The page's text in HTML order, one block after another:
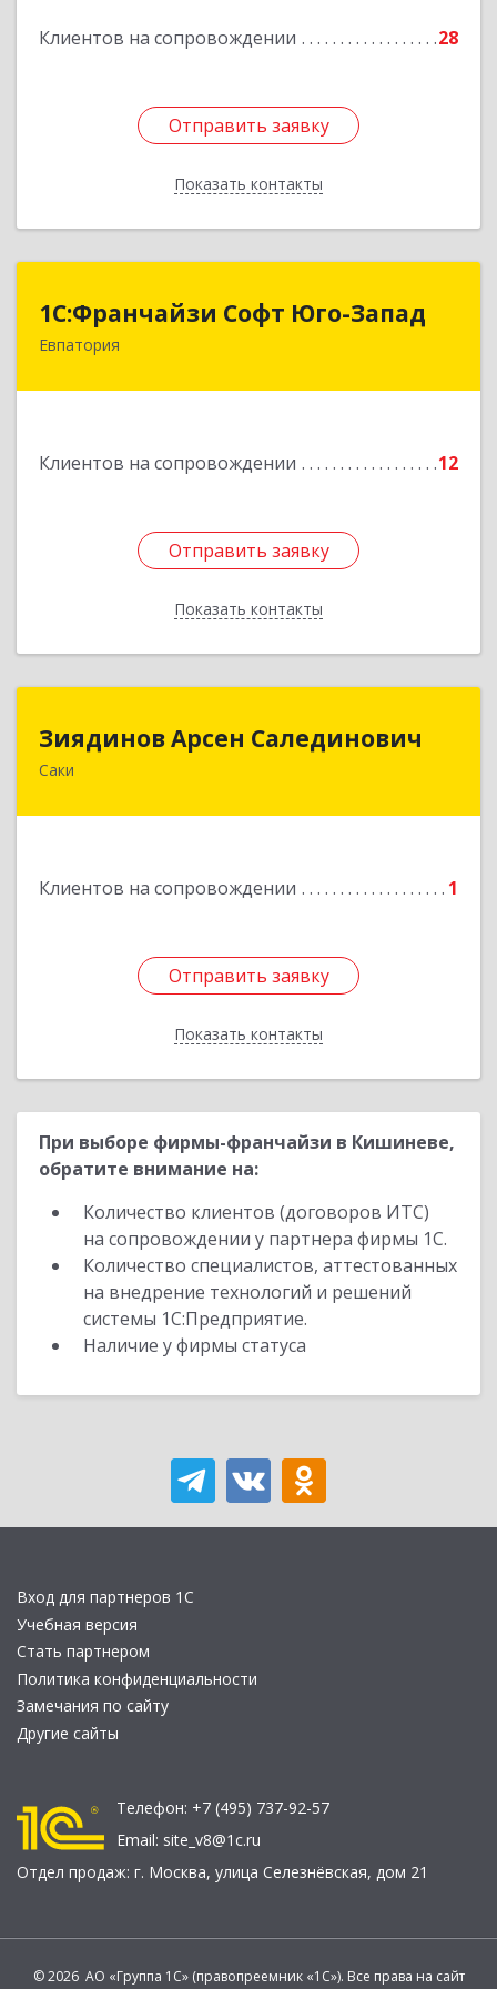
Клиентов на сопровождении 28
Отправить заявку
Показать контакты
Отправить заявку
Назад
1С:Франчайзи Софт Юго-Запад
Евпатория
Клиентов на сопровождении 12
Отправить заявку
Показать контакты
1С:Франчайзи Софт Юго-Запад
297407, Крым Респ, Евпатория г, Победы пр-кт,
Отправить заявку
Назад
Зиядинов Арсен Салединович
Саки
Клиентов на сопровождении 1
Отправить заявку
Показать контакты
Отправить заявку
Назад
При выборе фирмы-франчайзи в Кишиневе,
обратите внимание на:
Количество клиентов (договоров ИТС)
на сопровождении у партнера фирмы 1С.
Количество специалистов, аттестованных
на внедрение технологий и решений
системы 1С:Предприятие.
Наличие у фирмы статуса
Вход для партнеров 1С
Учебная версия
Стать партнером
Политика конфиденциальности
Замечания по сайту
Другие сайты
Телефон: +7 (495) 737-92-57
Email: site_v8@1c.ru
Отдел продаж: г. Москва, улица Селезнёвская, дом 21
© 2026 АО «Группа 1С» (правопреемник «1С»). Все права на сайт